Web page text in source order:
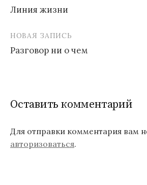
а
г
ц
и
Линия жизни
НОВАЯ ЗАПИСЬ
Разговор ни о чем
Оставить комментарий
Для отправки комментария вам
авторизоваться.